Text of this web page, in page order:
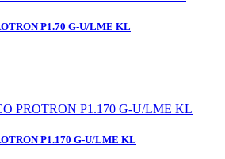
P1.70 G-U/LME KL
P1.170 G-U/LME KL